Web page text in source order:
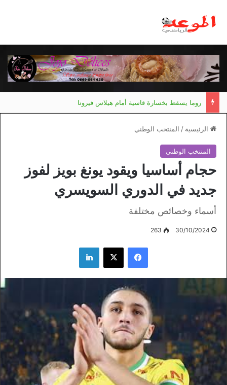
الرئيسية / المنتخب الوطني
المنتخب الوطني
حجام أساسيا ويقود يونغ بويز لفوز
جديد في الدوري السويسري
أسماء وخصائص مختلفة
30/10/2024
263
فيسبوك ‫X لينكدإن